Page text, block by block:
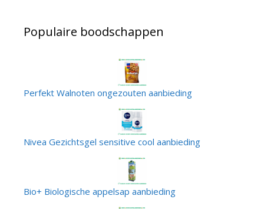
Populaire boodschappen
Perfekt Walnoten ongezouten aanbieding
Nivea Gezichtsgel sensitive cool aanbieding
Bio+ Biologische appelsap aanbieding